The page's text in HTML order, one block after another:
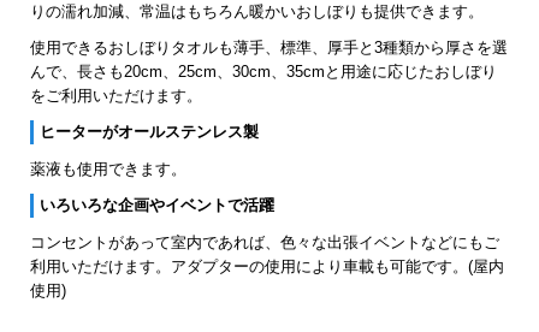
りの濡れ加減、常温はもちろん暖かいおしぼりも提供できます。
使用できるおしぼりタオルも薄手、標準、厚手と3種類から厚さを選
んで、長さも20cm、25cm、30cm、35cmと用途に応じたおしぼり
をご利用いただけます。
ヒーターがオールステンレス製
薬液も使用できます。
いろいろな企画やイベントで活躍
コンセントがあって室内であれば、色々な出張イベントなどにもご
利用いただけます。アダプターの使用により車載も可能です。(屋内
使用)